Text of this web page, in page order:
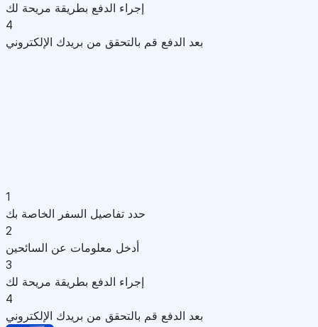
إجراء الدفع بطريقة مريحة لك
4
بعد الدفع قم بالتحقق من بريدك الإلكتروني
1
حدد تفاصيل السفر الخاصة بك
2
أدخل معلومات عن السائحين
3
إجراء الدفع بطريقة مريحة لك
4
بعد الدفع قم بالتحقق من بريدك الإلكتروني